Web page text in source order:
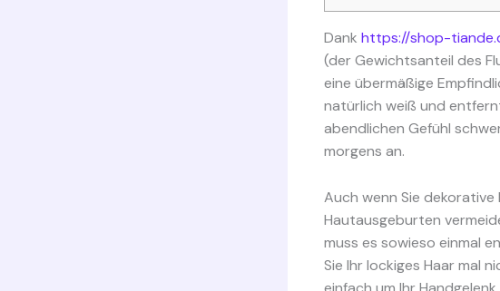
Dank https://shop-
(der Gewichtsanteil des
eine übermäßige
natürlich weiß und
abendlichen Gefühl
morgens an.
Auch wenn Sie
Hautausgeburten
muss es sowieso einmal
Sie Ihr lockiges Haar mal